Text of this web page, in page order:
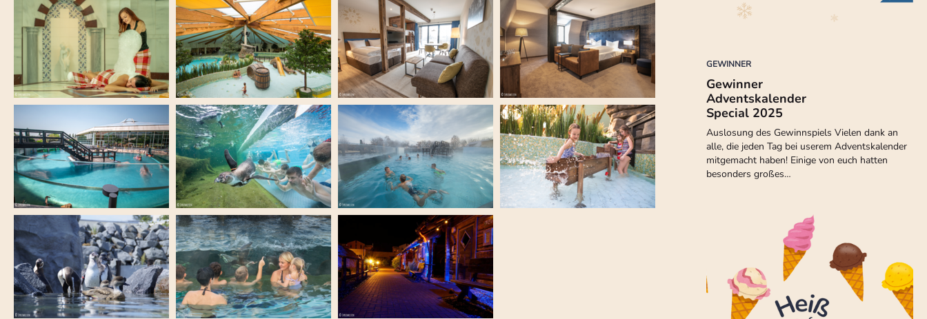
GEWINNER
Gewinner
Adventskalender
Special 2025
Auslosung des Gewinnspiels Vielen dank an
alle, die jeden Tag bei userem Adventskalender
mitgemacht haben! Einige von euch hatten
besonders großes…